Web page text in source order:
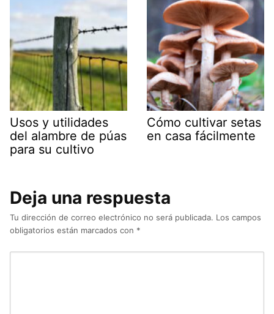
Usos y utilidades
del alambre de púas
para su cultivo
Cómo cultivar setas
en casa fácilmente
Deja una respuesta
Tu dirección de correo electrónico no será publicada. Los campos
obligatorios están marcados con *